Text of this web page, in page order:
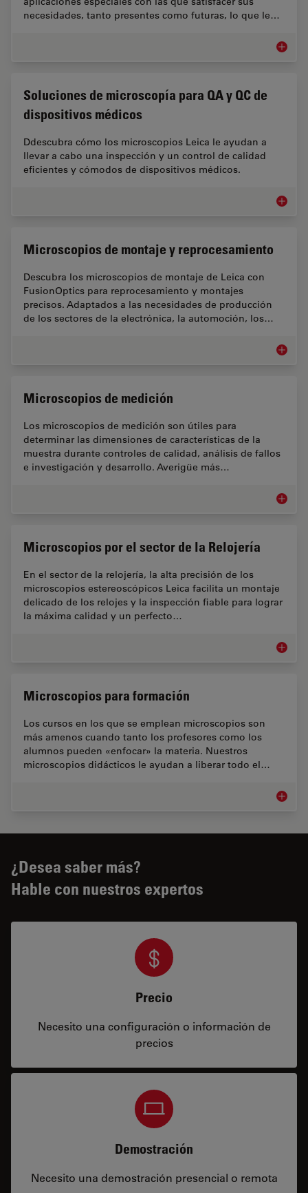
necesidades, tanto presentes como futuras, lo que le…
Soluciones de microscopía para QA y QC de
dispositivos médicos
Ddescubra cómo los microscopios Leica le ayudan a
llevar a cabo una inspección y un control de calidad
eficientes y cómodos de dispositivos médicos.
Microscopios de montaje y reprocesamiento
Descubra los microscopios de montaje de Leica con
FusionOptics para reprocesamiento y montajes
precisos. Adaptados a las necesidades de producción
de los sectores de la electrónica, la automoción, los…
Microscopios de medición
Los microscopios de medición son útiles para
determinar las dimensiones de características de la
muestra durante controles de calidad, análisis de fallos
e investigación y desarrollo. Averigüe más…
Microscopios por el sector de la Relojería
En el sector de la relojería, la alta precisión de los
microscopios estereoscópicos Leica facilita un montaje
delicado de los relojes y la inspección fiable para lograr
la máxima calidad y un perfecto…
Microscopios para formación
Los cursos en los que se emplean microscopios son
más amenos cuando tanto los profesores como los
alumnos pueden «enfocar» la materia. Nuestros
microscopios didácticos le ayudan a liberar todo el…
¿Desea saber más?
Hable con nuestros expertos
Precio
Necesito una configuración o información de
precios
Demostración
Necesito una demostración presencial o remota